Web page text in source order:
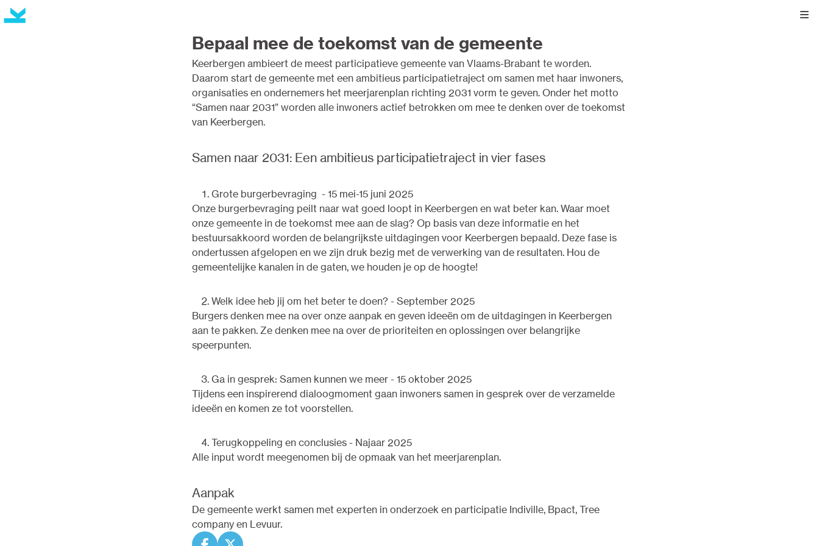
Bepaal mee de toekomst van de gemeente
Keerbergen ambieert de meest participatieve gemeente van Vlaams-Brabant te worden.
Daarom start de gemeente met een ambitieus participatietraject om samen met haar inwoners,
organisaties en ondernemers het meerjarenplan richting 2031 vorm te geven. Onder het motto
“Samen naar 2031” worden alle inwoners actief betrokken om mee te denken over de toekomst
van Keerbergen.
Samen naar 2031: Een ambitieus participatietraject in vier fases
Grote burgerbevraging - 15 mei-15 juni 2025
Onze burgerbevraging peilt naar wat goed loopt in Keerbergen en wat beter kan. Waar moet
onze gemeente in de toekomst mee aan de slag? Op basis van deze informatie en het
bestuursakkoord worden de belangrijkste uitdagingen voor Keerbergen bepaald. Deze fase is
ondertussen afgelopen en we zijn druk bezig met de verwerking van de resultaten. Hou de
gemeentelijke kanalen in de gaten, we houden je op de hoogte!
Welk idee heb jij om het beter te doen? - September 2025
Burgers denken mee na over onze aanpak en geven ideeën om de uitdagingen in Keerbergen
aan te pakken. Ze denken mee na over de prioriteiten en oplossingen over belangrijke
speerpunten.
Ga in gesprek: Samen kunnen we meer - 15 oktober 2025
Tijdens een inspirerend dialoogmoment gaan inwoners samen in gesprek over de verzamelde
ideeën en komen ze tot voorstellen.
Terugkoppeling en conclusies - Najaar 2025
Alle input wordt meegenomen bij de opmaak van het meerjarenplan.
Aanpak
De gemeente werkt samen met experten in onderzoek en participatie Indiville, Bpact, Tree
company en Levuur.